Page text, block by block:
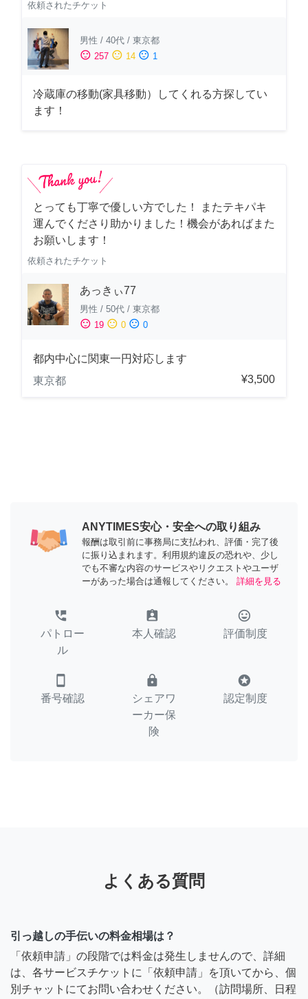
依頼されたチケット
男性 / 40代 / 東京都
sentiment_satisfied 257 sentiment_neutral 14 sentiment_dissatisfied 1
冷蔵庫の移動(家具移動）してくれる方探してい
ます！
とっても丁寧で優しい方でした！ またテキパキ
運んでくださり助かりました！機会があればまた
お願いします！
依頼されたチケット
あっきぃ77
男性 / 50代 / 東京都
sentiment_satisfied 19 sentiment_neutral 0 sentiment_dissatisfied 0
都内中心に関東一円対応します
東京都
¥3,500
ANYTIMES安心・安全への取り組み
報酬は取引前に事務局に支払われ、評価・完了後
に振り込まれます。利用規約違反の恐れや、少し
でも不審な内容のサービスやリクエストやユーザ
ーがあった場合は通報してください。
詳細を見る
perm_phone_msg
パトロー
ル
assignment_ind
本人確認
tag_faces
評価制度
smartphone
番号確認
lock
シェアワ
ーカー保
険
stars
認定制度
よくある質問
引っ越しの手伝いの料金相場は？
「依頼申請」の段階では料金は発生しませんので、詳細
は、各サービスチケットに「依頼申請」を頂いてから、個
別チャットにてお問い合わせください。（訪問場所、日程